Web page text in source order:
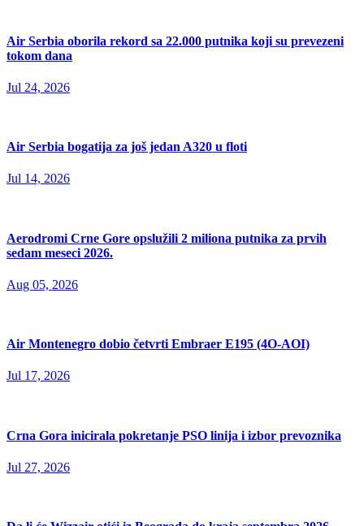
Air Serbia oborila rekord sa 22.000 putnika koji su prevezeni
tokom dana
Jul 24, 2026
Air Serbia bogatija za još jedan A320 u floti
Jul 14, 2026
Aerodromi Crne Gore opslužili 2 miliona putnika za prvih
sedam meseci 2026.
Aug 05, 2026
Air Montenegro dobio četvrti Embraer E195 (4O-AOI)
Jul 17, 2026
Crna Gora inicirala pokretanje PSO linija i izbor prevoznika
Jul 27, 2026